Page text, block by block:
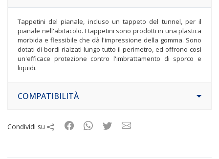
Tappetini del pianale, incluso un tappeto del tunnel, per il
pianale nell'abitacolo. I tappetini sono prodotti in una plastica
morbida e flessibile che dà l'impressione della gomma. Sono
dotati di bordi rialzati lungo tutto il perimetro, ed offrono così
un'efficace protezione contro l'imbrattamento di sporco e
liquidi.
COMPATIBILITÀ
Condividi su